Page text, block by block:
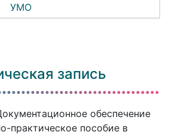
УМО
запись
обеспечение
практическое пособие в